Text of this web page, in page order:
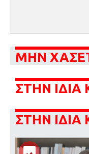
ΜΗΝ
ΣΤΗΝ ΙΔΙΑ
ΣΤΗΝ ΙΔΙΑ